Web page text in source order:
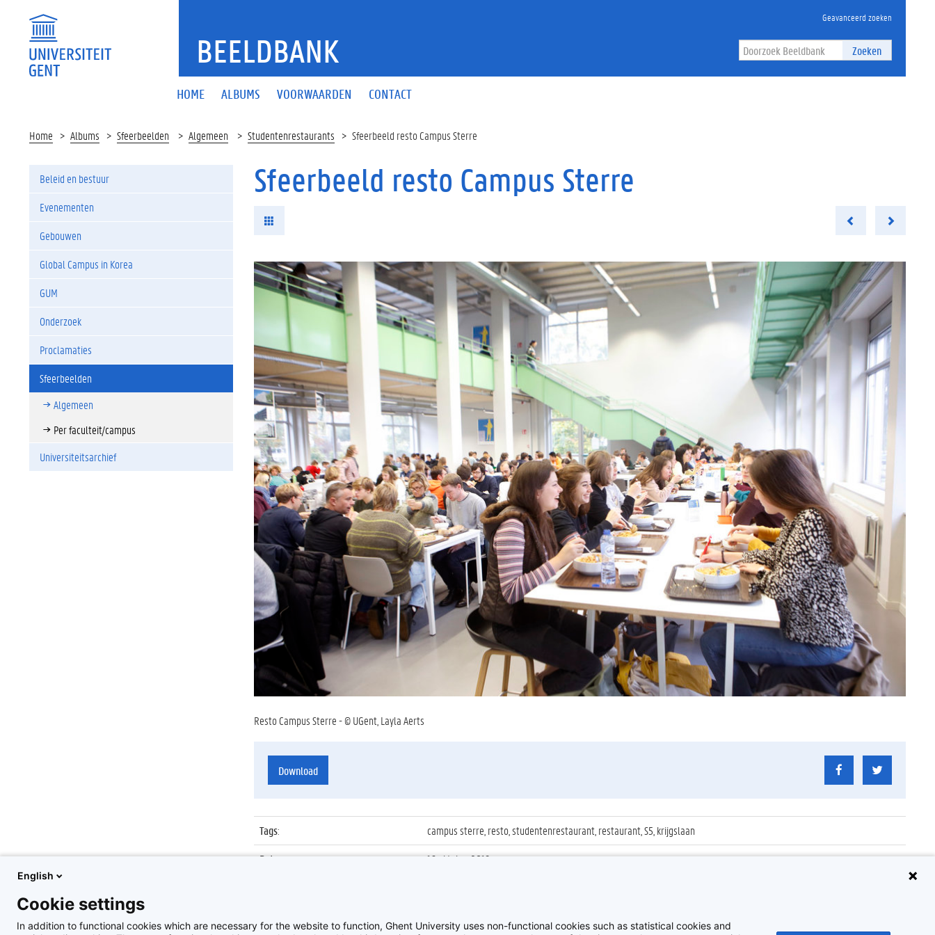
BEELDBANK
Geavanceerd zoeken
Zoeken
HOME ALBUMS VOORWAARDEN CONTACT
Home Albums Sfeerbeelden Algemeen Studentenrestaurants Sfeerbeeld resto Campus Sterre
Beleid en bestuur
Evenementen
Gebouwen
Global Campus in Korea
GUM
Onderzoek
Proclamaties
Sfeerbeelden
Algemeen
Per faculteit/campus
Universiteitsarchief
Sfeerbeeld resto Campus Sterre
Resto Campus Sterre - © UGent, Layla Aerts
Download
Tags:
campus sterre, resto, studentenrestaurant, restaurant, S5, krijgslaan
Datum:
16 oktober 2019
English
Cookie settings
In addition to functional cookies which are necessary for the website to function, Ghent University uses non-functional cookies such as statistical cookies and